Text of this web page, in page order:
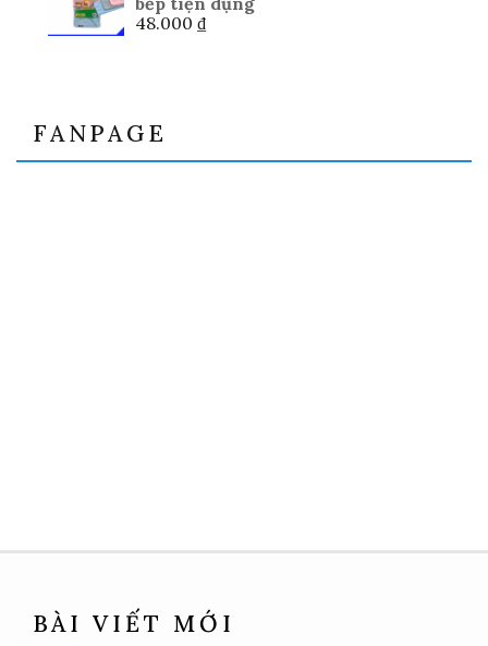
48.000 ₫
FANPAGE
BÀI VIẾT MỚI